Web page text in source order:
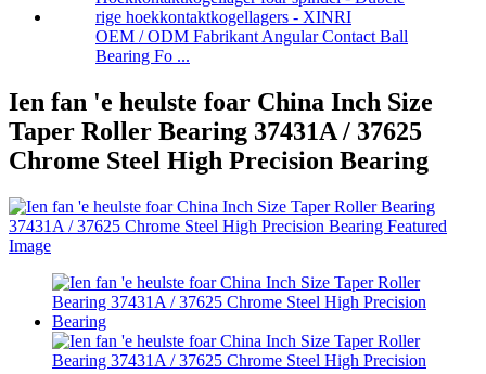
OEM / ODM Fabrikant Angular Contact Ball
Bearing Fo ...
Ien fan 'e heulste foar China Inch Size
Taper Roller Bearing 37431A / 37625
Chrome Steel High Precision Bearing